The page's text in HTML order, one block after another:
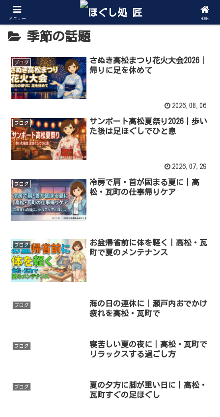
季節の話題
ブログ
さぬき高松まつり花火大会2026｜
帰りに足を休めて
2026.08.06
ブログ
サンポート高松夏祭り2026｜歩い
た後は足ほぐしでひと息
2026.07.29
ブログ
冷房で肩・首が固まる夏に｜高
松・瓦町の仕事帰りケア
ブログ
お盆帰省前に体を軽く｜高松・瓦
町で夏のメンテナンス
ブログ
海の日の連休に｜瀬戸内おでかけ
疲れを高松・瓦町で
ブログ
寝苦しい夏の夜に｜高松・瓦町で
リラックスする過ごし方
ブログ
夏の夕方に脚が重い日に｜高松・
瓦町すぐの足ほぐし
メニュー HOME